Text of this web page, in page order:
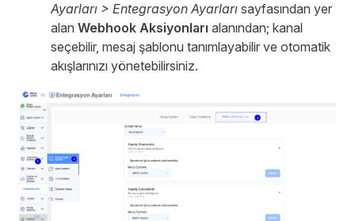
Ayarları > Entegrasyon Ayarları sayfasından yer
alan Webhook Aksiyonları alanından; kanal
seçebilir, mesaj şablonu tanımlayabilir ve otomatik
akışlarınızı yönetebilirsiniz.